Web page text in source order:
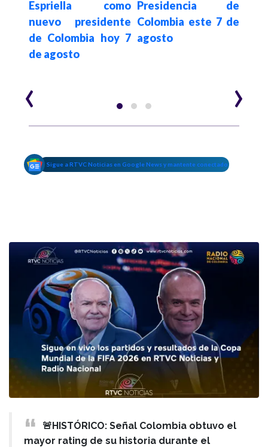
Espriella como
nuevo presidente
de Colombia hoy 7
de agosto
Presidencia de
Colombia este 7 de
agosto
‹ ›
Sigue a RTVC Noticias en Google News y mantente conectado
🚨HISTÓRICO: Señal Colombia obtuvo el
mayor rating de su historia durante el